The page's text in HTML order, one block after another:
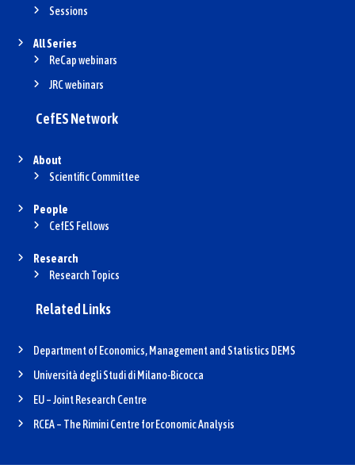
Sessions
All Series
ReCap webinars
JRC webinars
CefES Network
About
Scientific Committee
People
CefES Fellows
Research
Research Topics
Related Links
Department of Economics, Management and Statistics DEMS
Università degli Studi di Milano-Bicocca
EU – Joint Research Centre
RCEA – The Rimini Centre for Economic Analysis